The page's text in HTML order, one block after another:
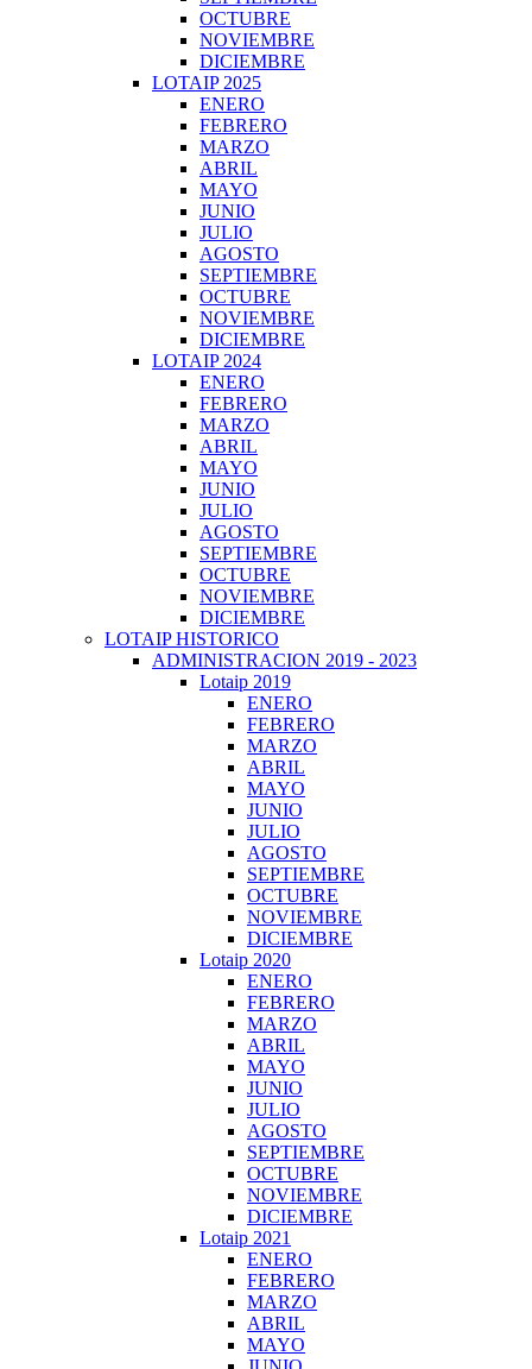
OCTUBRE
NOVIEMBRE
DICIEMBRE
LOTAIP 2025
ENERO
FEBRERO
MARZO
ABRIL
MAYO
JUNIO
JULIO
AGOSTO
SEPTIEMBRE
OCTUBRE
NOVIEMBRE
DICIEMBRE
LOTAIP 2024
ENERO
FEBRERO
MARZO
ABRIL
MAYO
JUNIO
JULIO
AGOSTO
SEPTIEMBRE
OCTUBRE
NOVIEMBRE
DICIEMBRE
LOTAIP HISTORICO
ADMINISTRACION 2019 - 2023
Lotaip 2019
ENERO
FEBRERO
MARZO
ABRIL
MAYO
JUNIO
JULIO
AGOSTO
SEPTIEMBRE
OCTUBRE
NOVIEMBRE
DICIEMBRE
Lotaip 2020
ENERO
FEBRERO
MARZO
ABRIL
MAYO
JUNIO
JULIO
AGOSTO
SEPTIEMBRE
OCTUBRE
NOVIEMBRE
DICIEMBRE
Lotaip 2021
ENERO
FEBRERO
MARZO
ABRIL
MAYO